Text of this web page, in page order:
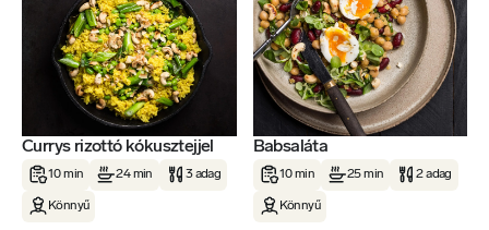
Currys rizottó kókusztejjel
10 min 24 min 3 adag
Könnyű
Babsaláta
10 min 25 min 2 adag
Könnyű